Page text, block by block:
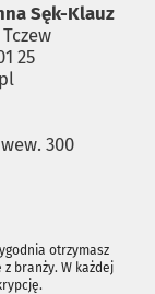
Sęk-Klauz
25
300
otrzymasz
branży. W każdej